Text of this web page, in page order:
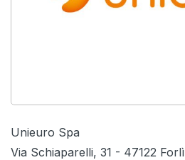
Unieuro Spa
Via Schiaparelli, 31 - 47122 Forlì